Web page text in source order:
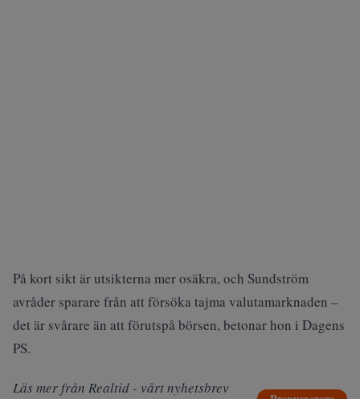
På kort sikt är utsikterna mer osäkra, och Sundström
avråder sparare från att försöka tajma valutamarknaden –
det är svårare än att förutspå börsen, betonar hon i Dagens
PS.
Läs mer från Realtid - vårt nyhetsbrev